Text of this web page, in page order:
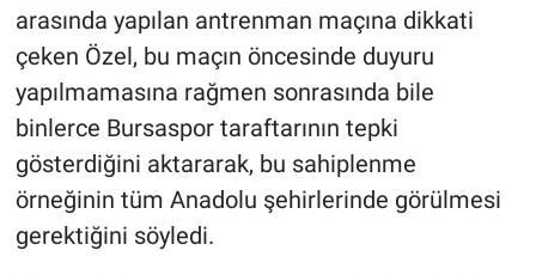
arasında yapılan antrenman maçına dikkati
çeken Özel, bu maçın öncesinde duyuru
yapılmamasına rağmen sonrasında bile
binlerce Bursaspor taraftarının tepki
gösterdiğini aktararak, bu sahiplenme
örneğinin tüm Anadolu şehirlerinde görülmesi
gerektiğini söyledi.